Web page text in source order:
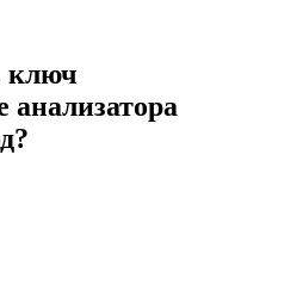
ключ
анализатора